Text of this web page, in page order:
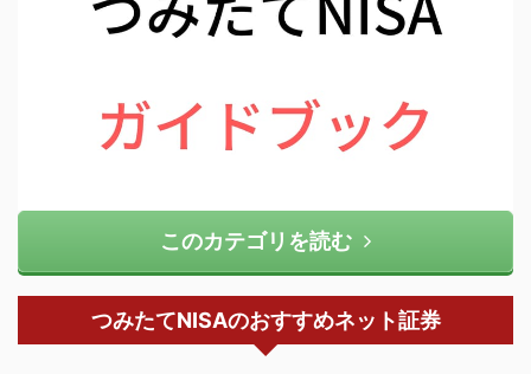
このカテゴリを読む
つみたてNISAのおすすめネット証券